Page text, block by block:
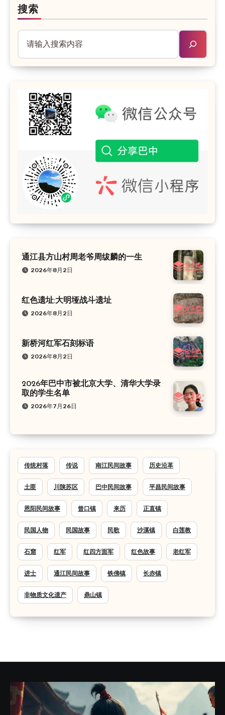
搜索
通江县方山村周老爷周绂麟的一生
2026年8月2日
红色遗址:大明垭战斗遗址
2026年8月2日
新桥河红军石刻标语
2026年8月2日
2026年巴中市被北京大学、清华大学录
取的学生名单
2026年7月26日
传统村落 传说 南江民间故事 历史沿革
土匪 川陕苏区 巴中民间故事 平昌民间故事
恩阳民间故事 曾口镇 来历 正直镇
民国人物 民国故事 民歌 沙溪镇 白莲教
石窟 红军 红四方面军 红色故事 老红军
进士 通江民间故事 铁佛镇 长赤镇
非物质文化遗产 鼎山镇